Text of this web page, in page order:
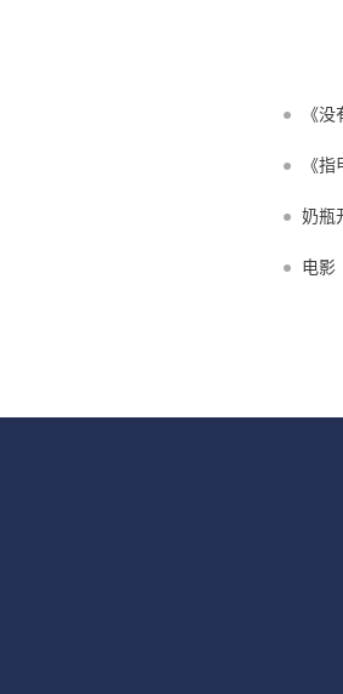
《
《
奶瓶
电影